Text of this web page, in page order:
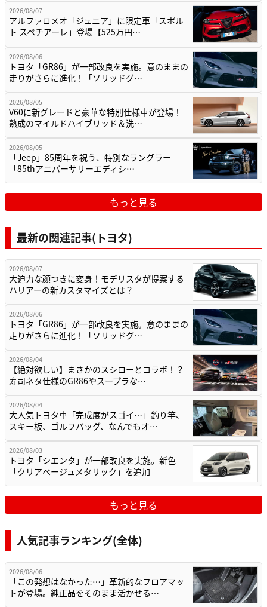
2026/08/07
アルファロメオ「ジュニア」に限定車「スポル
ト スペチアーレ」登場【525万円…
2026/08/06
トヨタ「GR86」が一部改良を実施。意のままの
走りがさらに進化！「ソリッドグ…
2026/08/05
V60に新グレードと豪華な特別仕様車が登場！
熟成のマイルドハイブリッド＆洗…
2026/08/05
「Jeep」85周年を祝う、特別なラングラー
「85thアニバーサリーエディシ…
もっと見る
最新の関連記事(トヨタ)
2026/08/07
大迫力な顔つきに変身！モデリスタが提案する
ハリアーの新カスタマイズとは？
2026/08/06
トヨタ「GR86」が一部改良を実施。意のままの
走りがさらに進化！「ソリッドグ…
2026/08/04
【絶対欲しい】まさかのスシローとコラボ！？
寿司ネタ仕様のGR86やスープラな…
2026/08/04
大人気トヨタ車「完成度がスゴイ…」釣り竿、
スキー板、ゴルフバッグ、なんでもオ…
2026/08/03
トヨタ「シエンタ」が一部改良を実施。新色
「クリアベージュメタリック」を追加
もっと見る
人気記事ランキング(全体)
2026/08/06
「この発想はなかった…」革新的なフロアマッ
トが登場。純正品をそのまま活かせる…